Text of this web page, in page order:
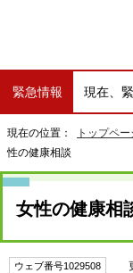
緊急情報 現在、
現在の位置： トップペー
性の健康相談
女性の健康相
ウェブ番号1029508